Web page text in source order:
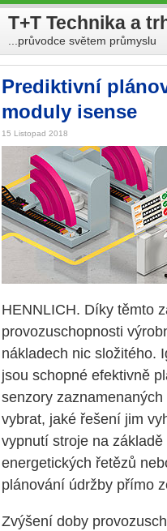
T+T Technika a
...průvodce světem průmyslu
Prediktivní
moduly isense
15 Listopad 2018
HENNLICH. Díky těmto
provozuschopnosti
nákladech nic složitého.
jsou schopné efektivně
senzory
vybrat, jaké řešení jim
vypnutí stroje na
energetických řetězů
plánování údržby přímo
Zvýšení doby